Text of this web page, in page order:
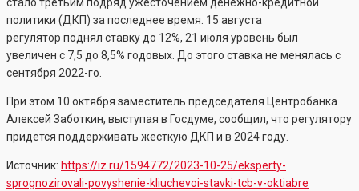
стало третьим подряд ужесточением денежно-кредитной
политики (ДКП) за последнее время. 15 августа
регулятор поднял ставку до 12%, 21 июля уровень был
увеличен с 7,5 до 8,5% годовых. До этого ставка не менялась с
сентября 2022-го.
При этом 10 октября заместитель председателя Центробанка
Алексей Заботкин, выступая в Госдуме, сообщил, что регулятору
придется поддерживать жесткую ДКП и в 2024 году.
Источник: https://iz.ru/1594772/2023-10-25/eksperty-
sprognozirovali-povyshenie-kliuchevoi-stavki-tcb-v-oktiabre